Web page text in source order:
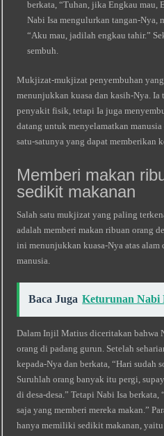
berkata, “Tuhan, jika Engkau mau,
Nabi Isa mengulurkan tangan-Nya,
“Aku mau, jadilah engkau tahir.”
sembuh.
Mukjizat-mukjizat penyembuhan
menunjukkan kuasa dan kasih-Nya.
penyakit fisik, tetapi Ia juga
datang untuk menyelamatkan
satu-satunya yang dapat memberikan
Memberi makan
sedikit makanan
Salah satu mukjizat yang paling
adalah memberi makan ribuan orang
ini menunjukkan kuasa-Nya atas alam
manusia.
Baca Juga Keturunan Nabi
Dalam Injil Matius diceritakan bahwa
orang di padang gurun. Setelah
kepada-Nya dan berkata, “Hari sudah
Suruhlah orang banyak itu pergi,
di desa-desa.” Tetapi Nabi Isa
saja yang memberi mereka makan.”
hanya memiliki sedikit makanan,